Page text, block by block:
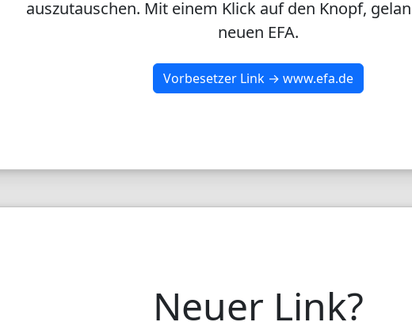
auszutauschen. Mit einem Klick auf den Knopf,
neuen EFA.
Vorbesetzer Link → www.efa.de
Neuer Link?